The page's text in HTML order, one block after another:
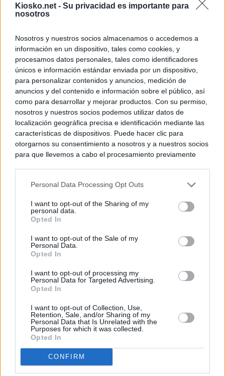
Kiosko.net - Su privacidad es importante para
nosotros
Nosotros y nuestros socios almacenamos o accedemos a
información en un dispositivo, tales como cookies, y
procesamos datos personales, tales como identificadores
únicos e información estándar enviada por un dispositivo,
para personalizar contenidos y anuncios, medición de
anuncios y del contenido e información sobre el público, así
como para desarrollar y mejorar productos. Con su permiso,
nosotros y nuestros socios podemos utilizar datos de
localización geográfica precisa e identificación mediante las
características de dispositivos. Puede hacer clic para
otorgarnos su consentimiento a nosotros y a nuestros socios
para que llevemos a cabo el procesamiento previamente
negar su consentimiento. Tenga en cuenta que algún
de su consentimiento, pero usted tiene el derecho de
rechazar tal procesamiento. Sus preferencias se aplicarán
cualquier momento entrando de nuevo en este sitio web o
visitando nuestra política de privacidad.
Personal Data Processing Opt Outs
I want to opt-out of the Sharing of my
personal data.
Opted In
I want to opt-out of the Sale of my
Personal Data.
Opted In
I want to opt-out of processing my
Personal Data for Targeted Advertising.
Opted In
I want to opt-out of Collection, Use,
Retention, Sale, and/or Sharing of my
Personal Data that Is Unrelated with the
Purposes for which it was collected.
Opted In
CONFIRM